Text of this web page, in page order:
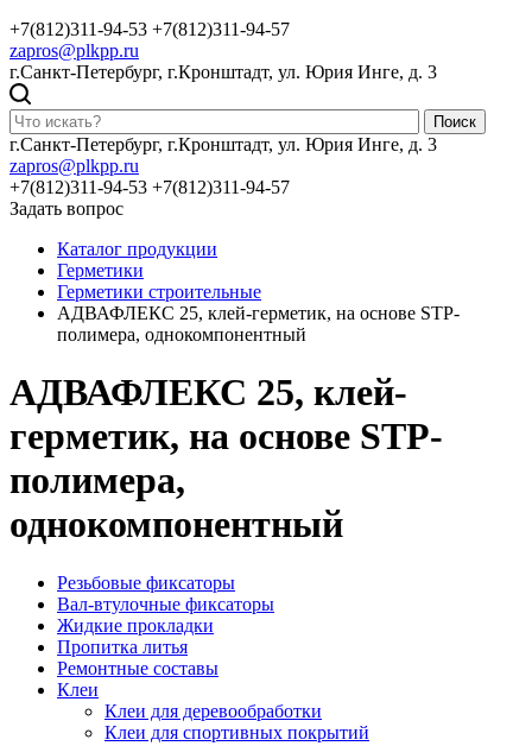
+7(812)311-94-53 +7(812)311-94-57
zapros@plkpp.ru
г.Санкт-Петербург, г.Кронштадт, ул. Юрия Инге, д. 3
Поиск
г.Санкт-Петербург, г.Кронштадт, ул. Юрия Инге, д. 3
zapros@plkpp.ru
+7(812)311-94-53 +7(812)311-94-57
Задать вопрос
Каталог продукции
Герметики
Герметики строительные
АДВАФЛЕКС 25, клей-герметик, на основе STP-
полимера, однокомпонентный
АДВАФЛЕКС 25, клей-
герметик, на основе STP-
полимера,
однокомпонентный
Резьбовые фиксаторы
Вал-втулочные фиксаторы
Жидкие прокладки
Пропитка литья
Ремонтные составы
Клеи
Клеи для деревообработки
Клеи для спортивных покрытий